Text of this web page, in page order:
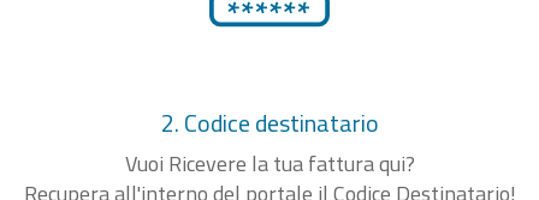
2. Codice destinatario
Vuoi Ricevere la tua fattura qui?
Recupera all'interno del portale il Codice Destinatario!